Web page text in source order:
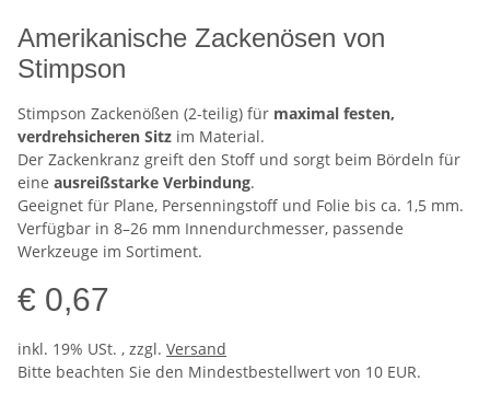
Amerikanische Zackenösen von
Stimpson
Stimpson Zackenößen (2-teilig) für maximal festen,
verdrehsicheren Sitz im Material.
Der Zackenkranz greift den Stoff und sorgt beim Bördeln für
eine ausreißstarke Verbindung.
Geeignet für Plane, Persenningstoff und Folie bis ca. 1,5 mm.
Verfügbar in 8–26 mm Innendurchmesser, passende
Werkzeuge im Sortiment.
€ 0,67
inkl. 19% USt. , zzgl. Versand
Bitte beachten Sie den Mindestbestellwert von 10 EUR.